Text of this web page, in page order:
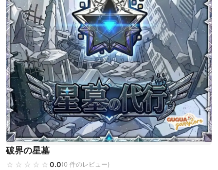
破界の星墓
☆☆☆☆☆
★★★★★ 0.0(0 件のレビュー)